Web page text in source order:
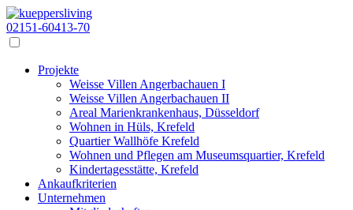
02151-60413-70
Projekte
Weisse Villen Angerbachauen I
Weisse Villen Angerbachauen II
Areal Marienkrankenhaus, Düsseldorf
Wohnen in Hüls, Krefeld
Quartier Wallhöfe Krefeld
Wohnen und Pflegen am Museumsquartier, Krefeld
Kindertagesstätte, Krefeld
Ankaufkriterien
Unternehmen